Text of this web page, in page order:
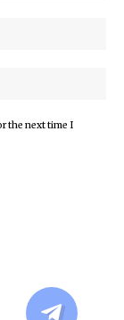
the next time I